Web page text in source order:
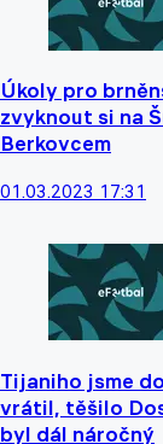
Úkoly pro
zvyknout si na
Berkovcem
01.03.2023 17:31
Tijaniho jsme
vrátil, těšilo
byl dál náročný